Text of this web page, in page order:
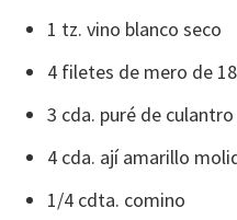
1 tz. vino blanco seco
4 filetes de mero de
3 cda. puré de culantro
4 cda. ají amarillo
1/4 cdta. comino